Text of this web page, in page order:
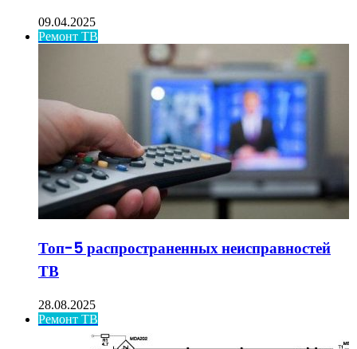
09.04.2025
Ремонт ТВ
Топ-5 распространенных неисправностей
ТВ
28.08.2025
Ремонт ТВ